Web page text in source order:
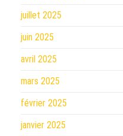
juillet 2025
juin 2025
avril 2025
mars 2025
février 2025
janvier 2025